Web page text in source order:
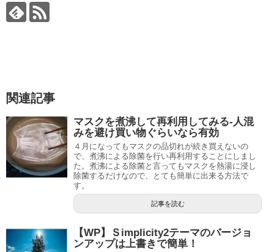
関連記事
マスクを煮沸して再利用してみる-人混
みを避け買い物ぐらいなら有効
４月になってもマスクの品切れが続き買えないの
で、煮沸による除菌を行い再利用することにしまし
た。煮沸による除菌と言ってもマスクを熱湯に浸し
除菌するだけなので、とても簡単に出来る方法で
す。
記事を読む
【WP】Ｓimplicity2テーマのバージョ
ンアップは上書きで簡単！